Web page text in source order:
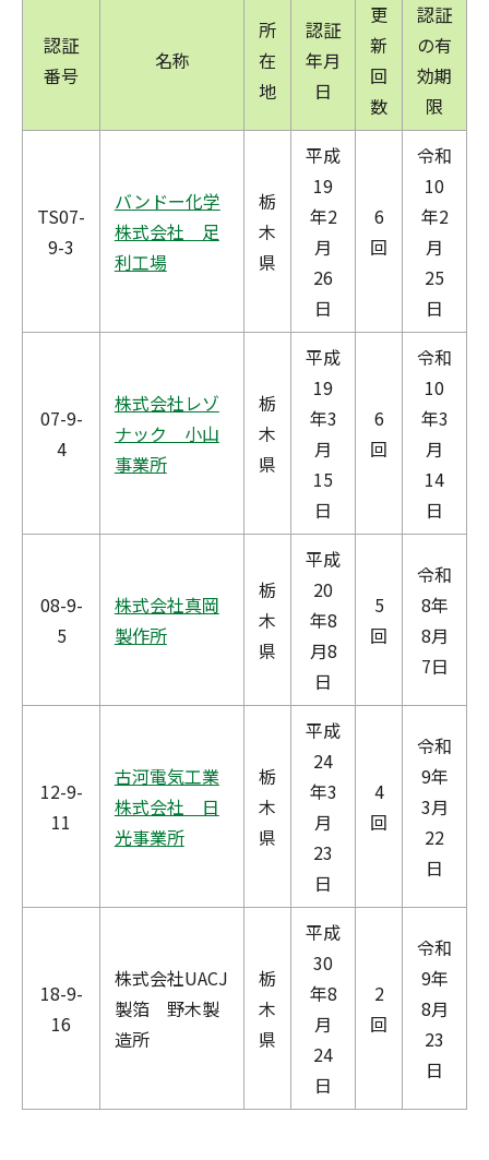
認証
番号
名称
所
在
地
認証
年月
日
更
新
回
数
認証
の有
効期
限
TS07-
9-3
バンドー化学
株式会社 足
利工場
栃
木
県
平成
19
年2
月
26
日
6
回
令和
10
年2
月
25
日
07-9-
4
株式会社レゾ
ナック 小山
事業所
栃
木
県
平成
19
年3
月
15
日
6
回
令和
10
年3
月
14
日
08-9-
5
株式会社真岡
製作所
栃
木
県
平成
20
年8
月8
日
5
回
令和
8年
8月
7日
12-9-
11
古河電気工業
株式会社 日
光事業所
栃
木
県
平成
24
年3
月
23
日
4
回
令和
9年
3月
22
日
18-9-
16
株式会社UACJ
製箔 野木製
造所
栃
木
県
平成
30
年8
月
24
日
2
回
令和
9年
8月
23
日